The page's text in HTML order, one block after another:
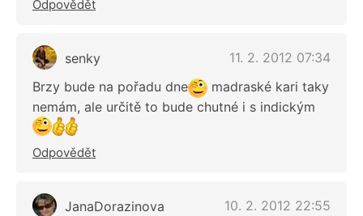
Odpovědět
senky
11. 2. 2012 07:34
Brzy bude na pořadu dne
madraské kari taky
nemám, ale určitě to bude chutné i s indickým
Odpovědět
JanaDorazinova
10. 2. 2012 22:55